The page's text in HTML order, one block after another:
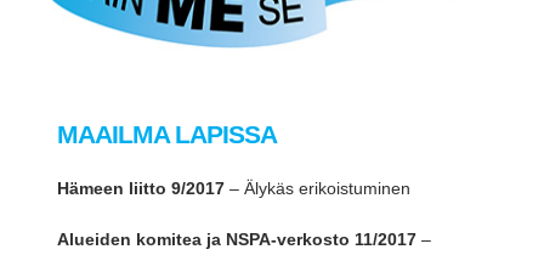
MAAILMA LAPISSA
Hämeen liitto 9/2017– Älykäs erikoistuminen
Alueiden komitea ja NSPA-verkosto 11/2017–